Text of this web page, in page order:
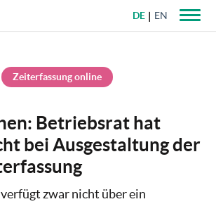
DE EN
Zeiterfassung online
Betriebsrat hat
bei Ausgestaltung der
zwar nicht über ein